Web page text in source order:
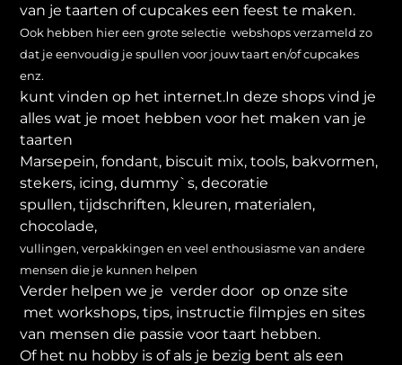
van je taarten of cupcakes een feest te maken.
Ook hebben hier een grote selectie webshops verzameld zo
dat je eenvoudig je spullen voor jouw taart en/of cupcakes
enz.
kunt vinden op het internet.In deze shops vind je
alles wat je moet hebben voor het maken van je
taarten
Marsepein, fondant, biscuit mix, tools, bakvormen,
stekers, icing, dummy`s, decoratie
spullen, tijdschriften, kleuren, materialen,
chocolade,
vullingen, verpakkingen en veel enthousiasme van andere
mensen die je kunnen helpen
Verder helpen we je verder door op onze site
met workshops, tips, instructie filmpjes en sites
van mensen die passie voor taart hebben.
Of het nu hobby is of als je bezig bent als een